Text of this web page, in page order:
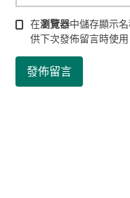
在瀏覽器中儲存顯示
供下次發佈留言時使用